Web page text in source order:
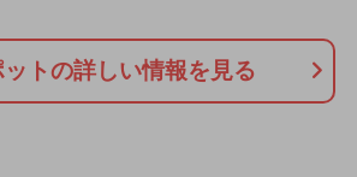
ットの詳しい情報を見る